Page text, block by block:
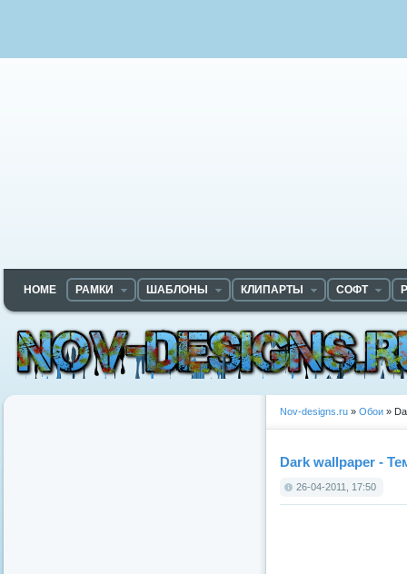
HOME РАМКИ ШАБЛОНЫ КЛИПАРТЫ СОФТ
Nov-designs.ru » Обои »
Dark wallpaper -
26-04-2011, 17:50